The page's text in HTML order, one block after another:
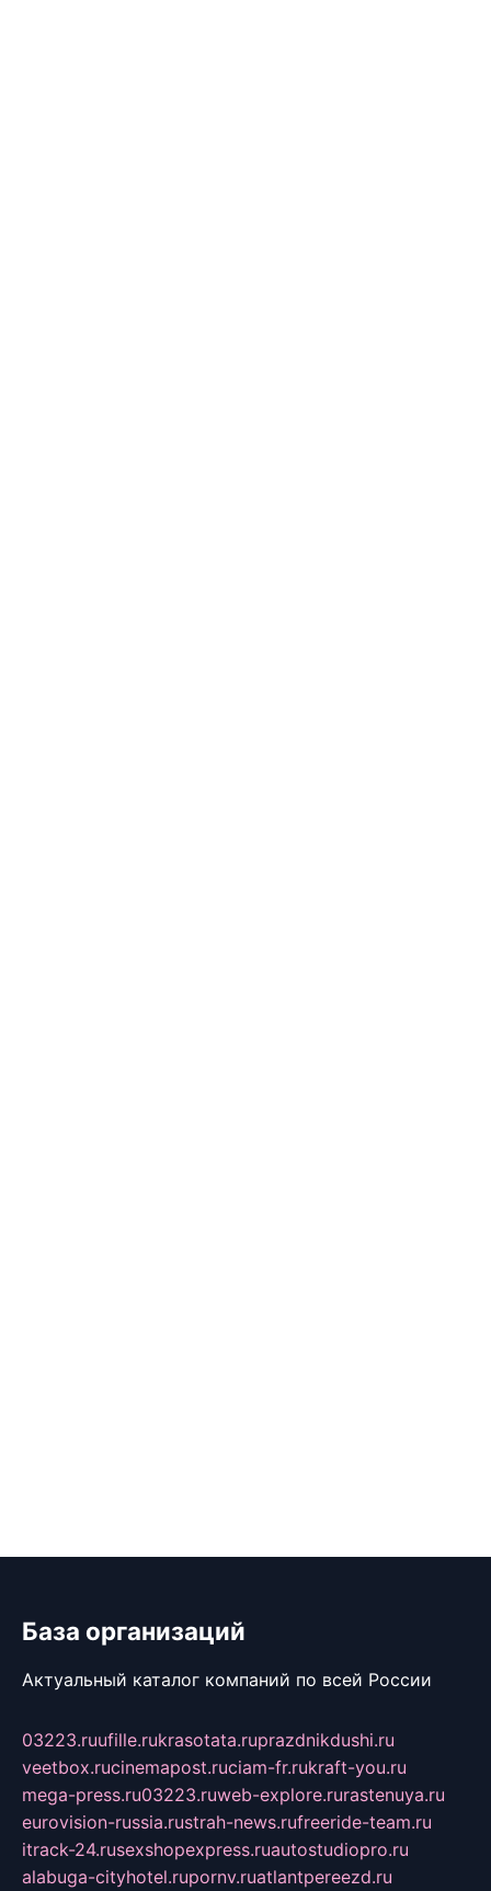
База организаций
Актуальный каталог компаний по всей России
03223.ruufille.rukrasotata.ruprazdnikdushi.ru
veetbox.rucinemapost.ruciam-fr.rukraft-you.ru
mega-press.ru03223.ruweb-explore.rurastenuya.ru
eurovision-russia.rustrah-news.rufreeride-team.ru
itrack-24.rusexshopexpress.ruautostudiopro.ru
alabuga-cityhotel.rupornv.ruatlantpereezd.ru